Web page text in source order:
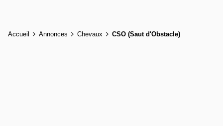
Accueil Annonces Chevaux CSO (Saut d'Obstacle)